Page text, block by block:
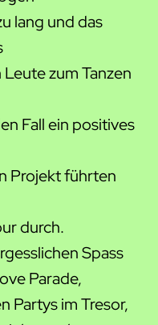
lang und das
zum Tanzen
Fall ein positives
Projekt führten
durch.
Spass
Parade,
Partys im Tresor,